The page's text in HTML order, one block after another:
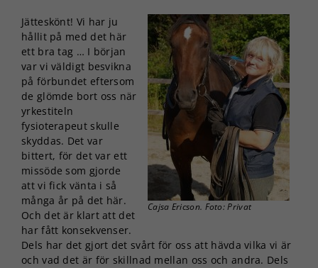
Cajsa Ericson. Foto: Privat
Jätteskönt! Vi har ju
hållit på med det här
ett bra tag … I början
var vi väldigt besvikna
på förbundet eftersom
de glömde bort oss när
yrkestiteln
fysioterapeut skulle
skyddas. Det var
bittert, för det var ett
missöde som gjorde
att vi fick vänta i så
många år på det här.
Och det är klart att det
har fått konsekvenser.
Dels har det gjort det svårt för oss att hävda vilka vi är
och vad det är för skillnad mellan oss och andra. Dels